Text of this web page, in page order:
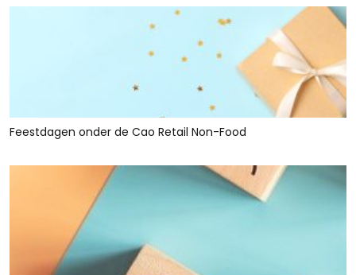
Feestdagen onder de Cao Retail Non-Food